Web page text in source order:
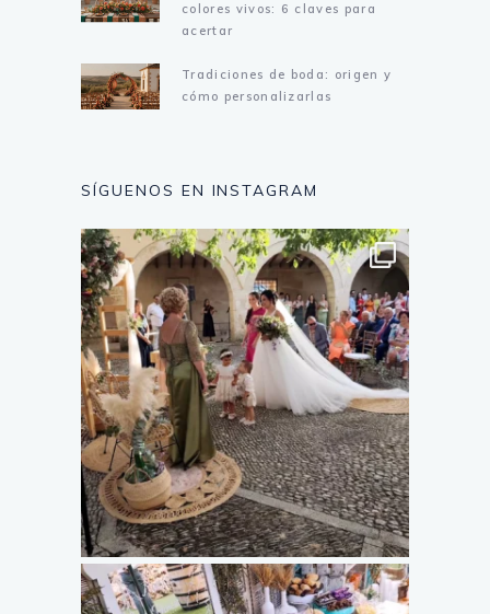
colores vivos: 6 claves para
acertar
Tradiciones de boda: origen y
cómo personalizarlas
SÍGUENOS EN INSTAGRAM